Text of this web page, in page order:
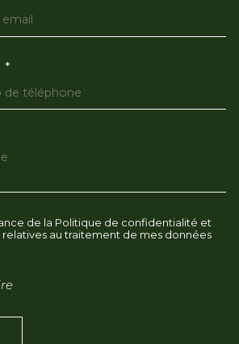
*
de la Politique de confidentialité et
au traitement de mes données